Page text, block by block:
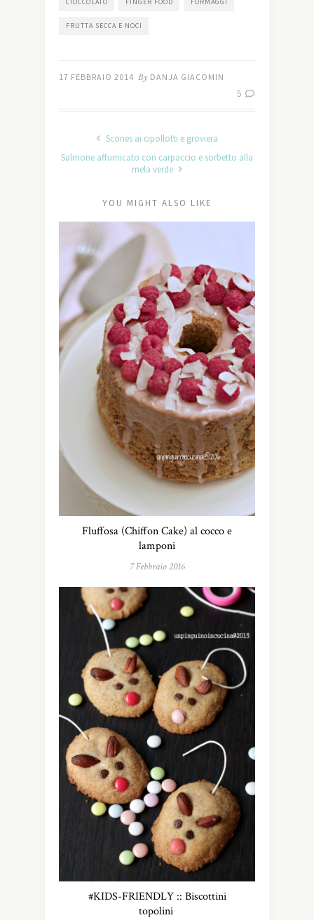
CIOCCOLATO FINGER FOOD FORMAGGI
FRUTTA SECCA E NOCI
17 FEBBRAIO 2014 By DANJA GIACOMIN
5
Scones ai cipollotti e groviera
Salmone affumicato con carpaccio e sorbetto alla
mela verde
YOU MIGHT ALSO LIKE
Fluffosa (Chiffon Cake) al cocco e
lamponi
7 Febbraio 2016
#KIDS-FRIENDLY :: Biscottini
topolini